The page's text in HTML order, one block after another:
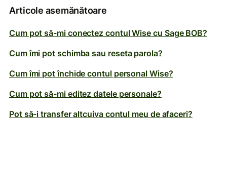
Articole asemănătoare
Cum pot să-mi conectez contul Wise cu Sage BOB?
Cum îmi pot schimba sau reseta parola?
Cum îmi pot închide contul personal Wise?
Cum pot să-mi editez datele personale?
Pot să-i transfer altcuiva contul meu de afaceri?